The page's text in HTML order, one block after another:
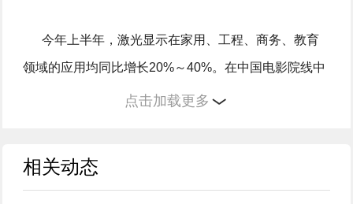
今年上半年，激光显示在家用、工程、商务、教育
领域的应用均同比增长20%～40%。在中国电影院线中
已经有超过60%的投影机更新成了激光光源。在网红餐
消费电子领域跨界到电影、光影艺术、体育盛会等全新
点击加载更多
相关动态